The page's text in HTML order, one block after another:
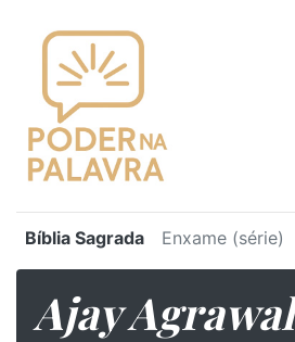
Bíblia Sagrada Enxame (série)
Ajay Agrawal